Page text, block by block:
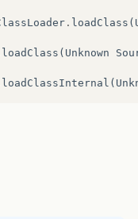
. loadClass (
loadClass ( Unknown
loadClassInternal (